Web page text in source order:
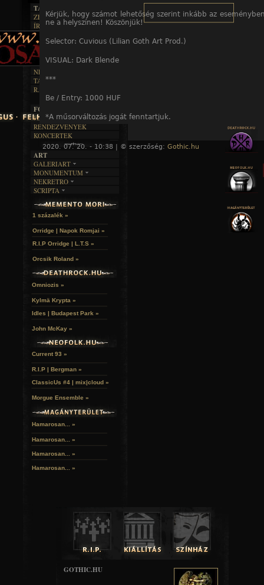
Kérjük, hogy számot lehetőség szerint inkább az
ne a helyszínen! Köszönjük!
Selector: Cuvious (Lilian Goth Art Prod.)
VISUAL: Dark Blende
***
Be / Entry: 1000 HUF
*A műsorváltozás jogát fenntartjuk.
We reserve the right to change the program.
bejelentkezés
2020. 07. 20. - 10:38 | © szerzőség: Gothic.hu «
TAJTÉKOS LAPOK
ZENE
EGYÜTTESEK
INTERJÚK
DALSZÖVEGEK
ÍRÁSOK
IRODALOM
MŰVÉSZET
BOSZORKÁNYKONYHA
FEKETE HUMOR
SZÖVEGES
RENDEZVÉNYEK
NEKROMANTIKA
AKTUÁLIS
A MÚLT
TAJTÉKOS NAPOK
R.I.P.
FOTÓGALÉRIA
FESZTIVÁLOK
RENDEZVÉNYEK
KONCERTEK
ART
GALERIART
ARTGALERI
KÉPREGÉNYEK
LAKÁSKULTS
MONUMENTUM
TEMETŐK
TEMPLOMOK
VÁRAK
HELYEK
NEKRETRO
SZUBKULT
FEKETE LYUK
RELIKVIÁK
SCRIPTA
NOVELLÁK
VERSEK
1 százalék »
Orridge | Napok Romjai »
R.I.P Orridge | L.T.S »
Orcsik Roland »
Omniozis »
Kylmä Krypta »
Idles | Budapest Park »
John McKay »
Current 93 »
R.I.P | Bergman »
ClassicUs #4 | mix|cloud »
Morgue Ensemble »
Hamarosan... »
Hamarosan... »
Hamarosan... »
Hamarosan... »
GOTHIC.HU